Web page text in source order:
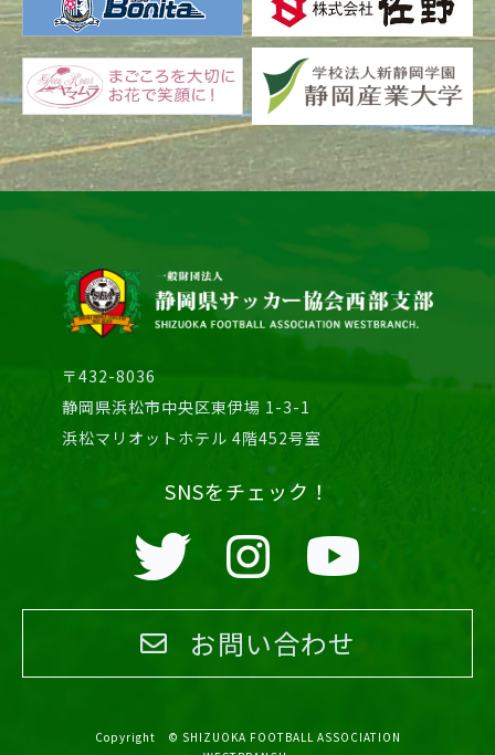
〒432-8036
静岡県浜松市中央区東伊場 1-3-1
浜松マリオットホテル 4階452号室
SNSをチェック！
お問い合わせ
Copyright © SHIZUOKA FOOTBALL ASSOCIATION